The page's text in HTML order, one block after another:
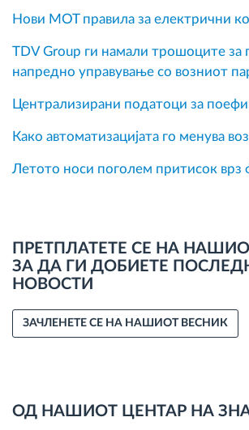
Нови MOT правила за електрични
TDV Group ги намали трошоците за
напредно управување со возниот
Централизирани податоци за
Како автоматизацијата го менува
Летото носи поголем притисок врз
ПРЕТПЛАТЕТЕ СЕ НА
ЗА ДА ГИ ДОБИЕТЕ
НОВОСТИ
ЗАЧЛЕНЕТЕ СЕ НА НАШИОТ ВЕСНИК
ОД НАШИОТ ЦЕНТАР НА